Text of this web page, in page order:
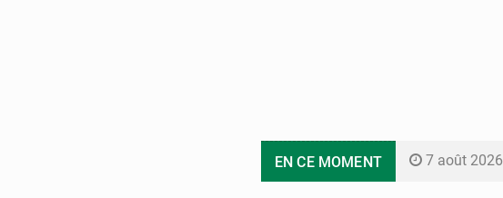
EN CE MOMENT 7 août 2026